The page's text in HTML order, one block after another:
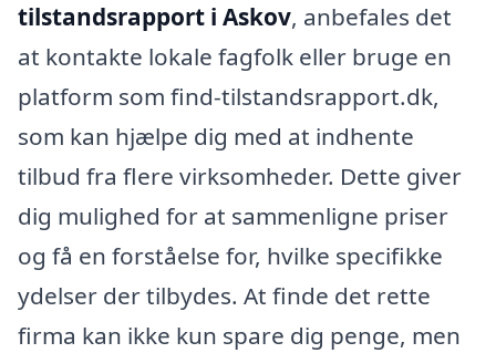
tilstandsrapport i Askov, anbefales det
at kontakte lokale fagfolk eller bruge en
platform som find-tilstandsrapport.dk,
som kan hjælpe dig med at indhente
tilbud fra flere virksomheder. Dette giver
dig mulighed for at sammenligne priser
og få en forståelse for, hvilke specifikke
ydelser der tilbydes. At finde det rette
firma kan ikke kun spare dig penge, men